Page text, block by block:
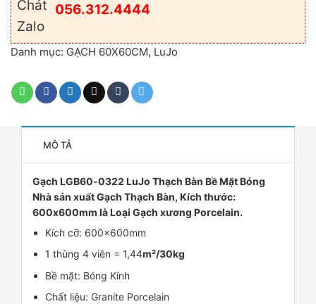
056.312.4444
Danh mục: GẠCH 60X60CM, LuJo
MÔ TẢ
Gạch LGB60-0322 LuJo Thạch Bàn Bề Mặt Bóng
Nhà sản xuất Gạch Thạch Bàn, Kích thước:
600x600mm là Loại Gạch xương Porcelain.
Kích cỡ: 600x600mm
1 thùng 4 viên = 1,44m²/30kg
Bề mặt: Bóng Kính
Chất liệu: Granite Porcelain